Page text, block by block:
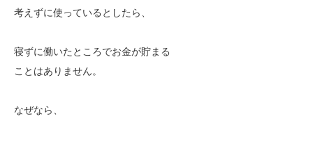
考えずに使っているとしたら、
寝ずに働いたところでお金が貯まる
ことはありません。
なぜなら、